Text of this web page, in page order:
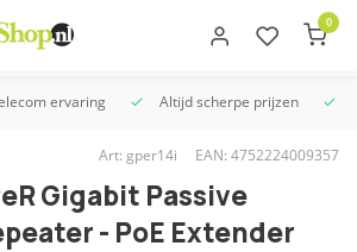
0
ervaring Altijd scherpe prijzen
Art: gper14i EAN: 4752224009357
Gigabit Passive
- PoE Extender